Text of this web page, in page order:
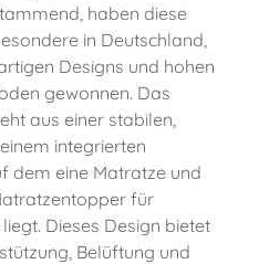
haben diese
in Deutschland,
Designs und hohen
gewonnen. Das
aus einer stabilen,
integrierten
dem eine Matratze und
für
Dieses Design bietet
Belüftung und